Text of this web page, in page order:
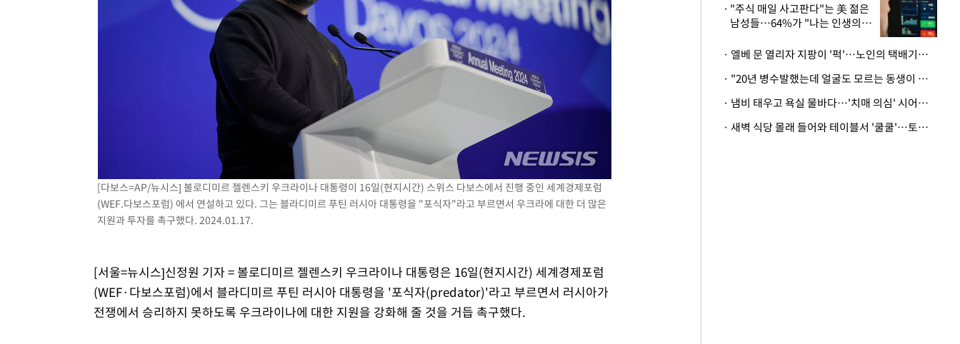
외국인 심판 성 접대 7경기 들여다보니…한국 축구 '5승 2무'
[속보]코스닥, 2.86포인트(0.36%) 내린 798.81마감
[속보]코스피, 6200선 약보합…0.60% 내린 6258.77에 마쳐
[속보]원·달러 환율, 7.7원 내린 1416.1원 마감
[속보] 노원서 40.1도 관측…서울, 2018년 이후 첫 40도
[속보]종합특검, '계엄 수용공간 확보' 신용해 前교정본부장 기소
외신들도 주목한 韓축구 파문…"국민적 공분에 수사 재개"
11시간 압수수색에 성접대 파문까지…'쑥대밭' 된 축구협회
[속보]규제합리화위원회 부위원장에 김태유 서울대 공대 교수…이병태
[다보스=AP/뉴시스] 볼로디미르 젤렌스키 우크라이나 대통령이 16일(현지시간) 스위스 다보스에서 진행 중인 세계경제포럼
(WEF.다보스포럼) 에서 연설하고 있다. 그는 블라디미르 푸틴 러시아 대통령을 "포식자"라고 부르면서 우크라에 대한 더 많은
지원과 투자를 촉구했다. 2024.01.17.
[서울=뉴시스]신정원 기자 = 볼로디미르 젤렌스키 우크라이나 대통령은 16일(현지시간) 세계경제포럼
(WEF·다보스포럼)에서 블라디미르 푸틴 러시아 대통령을 '포식자(predator)'라고 부르면서 러시아가
전쟁에서 승리하지 못하도록 우크라이나에 대한 지원을 강화해 줄 것을 거듭 촉구했다.
"주식 매일 사고판다"는 美 젊은
남성들…64%가 "나는 인생의
· 엘베 문 열리자 지팡이 '퍽'…노인의 택배기사 폭행 이유
· "20년 병수발했는데 얼굴도 모르는 동생이 유산 절반을"…배다른 형제 상속권 있을까
· 냄비 태우고 욕실 물바다…'치매 의심' 시어머니 검사 권유했다가 '날벼락'
· 새벽 식당 몰래 들어와 테이블서 '쿨쿨'…토사물 남기고 사라진 남성